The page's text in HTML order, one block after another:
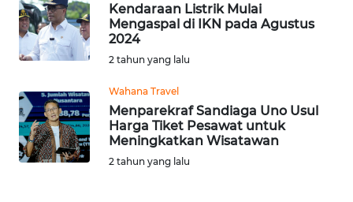
Kendaraan Listrik Mulai
Mengaspal di IKN pada Agustus
2024
2 tahun yang lalu
Wahana Travel
Menparekraf Sandiaga Uno Usul
Harga Tiket Pesawat untuk
Meningkatkan Wisatawan
2 tahun yang lalu
WN
PAPUA
BARAT
WN
RIAU
WN